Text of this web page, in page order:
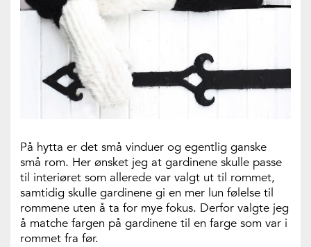
På hytta er det små vinduer og egentlig ganske
små rom. Her ønsket jeg at gardinene skulle passe
til interiøret som allerede var valgt ut til rommet,
samtidig skulle gardinene gi en mer lun følelse til
rommene uten å ta for mye fokus. Derfor valgte jeg
å matche fargen på gardinene til en farge som var i
rommet fra før.